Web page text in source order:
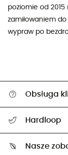
poziomie od
zamiłowaniem
wypraw po
Obsługa
Śledzenie przesyłki
Zwrot artykułów i
Hardloop
Nasze